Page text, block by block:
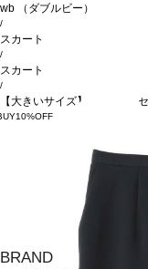
BRAND
wb （ダブルビー）
/
スカート
/
スカート
/
【大きいサイズ】wb トリア